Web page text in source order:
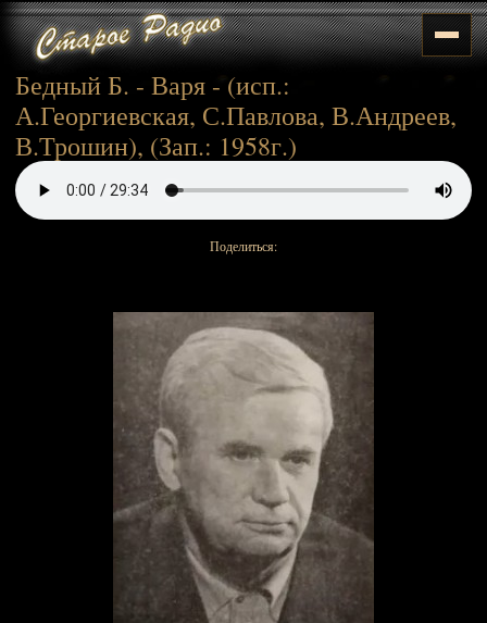
Бедный Б. - Варя - (исп.:
А.Георгиевская, С.Павлова, В.Андреев,
В.Трошин), (Зап.: 1958г.)
Поделиться: